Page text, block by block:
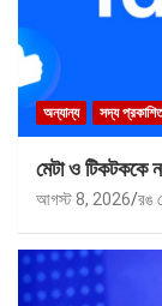
অন্যান্য সদ্য
মেটা ও টিকটককে
আগস্ট 8, 2026 রঙ